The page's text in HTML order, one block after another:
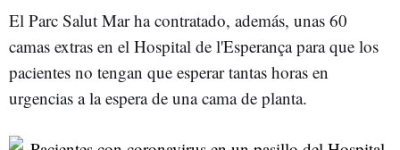
El Parc Salut Mar ha contratado, además, unas 60
camas extras en el Hospital de l'Esperança para que los
pacientes no tengan que esperar tantas horas en
urgencias a la espera de una cama de planta.